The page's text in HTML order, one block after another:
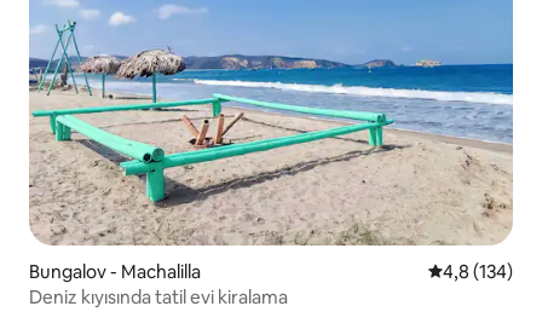
Bungalov - Machalilla 5 üzerinden
4,8 (134)
Deniz kıyısında tatil evi kiralama